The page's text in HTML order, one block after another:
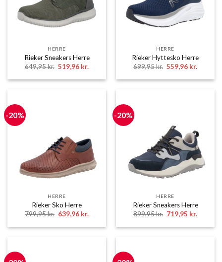
HERRE
Rieker Sneakers Herre
649,95kr. Den
oprindelige
pris
519,96 kr.
pris
519,96 kr..
HERRE
Rieker Hyttesko Herre
699,95kr. Den
oprindelige
pris
559,96 kr.
pris
559,96
-20%
HERRE
Rieker Sko Herre
799,95kr. Den
oprindelige
pris
639,96 kr.
pris
639,96 kr..
-20%
HERRE
Rieker Sneakers Herre
899,95kr. Den
oprindelige
pris
719,95 kr.
pris
719,95